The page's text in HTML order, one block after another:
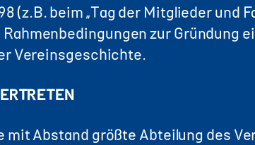
(z.B. beim „Tag der Mitglieder und
zur Gründung
Vereinsgeschichte.
Abstand größte Abteilung des